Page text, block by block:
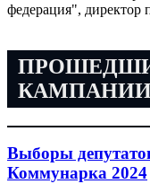
федерация", директор
Выборы
Коммунарка 2024